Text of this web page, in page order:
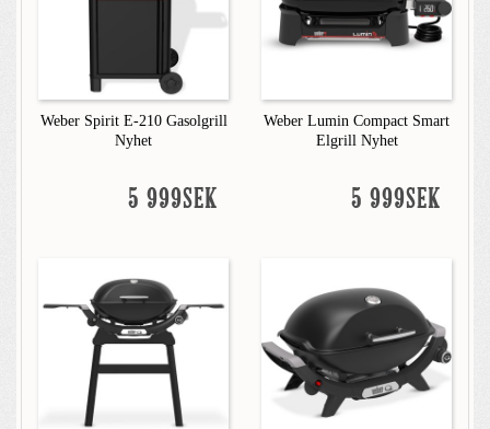
Weber Spirit E-210 Gasolgrill
Nyhet
5 999SEK
Weber Lumin Compact Smart
Elgrill Nyhet
5 999SEK